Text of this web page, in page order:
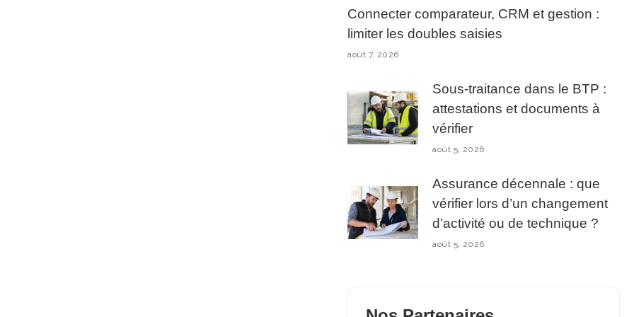
Connecter comparateur, CRM et gestion :
limiter les doubles saisies
août 7, 2026
Sous-traitance dans le BTP :
attestations et documents à
vérifier
août 5, 2026
Assurance décennale : que
vérifier lors d’un changement
d’activité ou de technique ?
août 5, 2026